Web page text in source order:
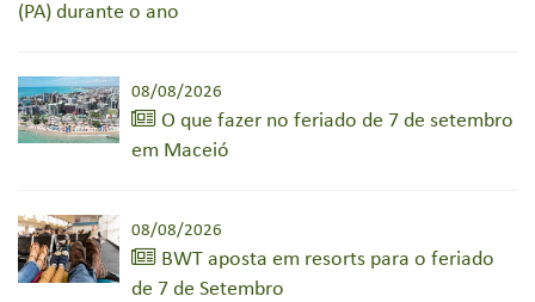
(PA) durante o ano
08/08/2026
O que fazer no feriado de 7 de setembro
em Maceió
08/08/2026
BWT aposta em resorts para o feriado
de 7 de Setembro